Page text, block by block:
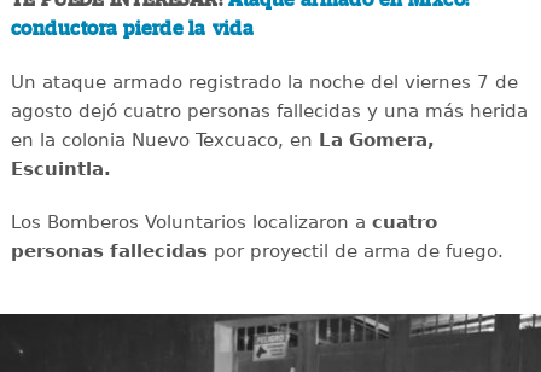
conductora pierde la vida
Un ataque armado registrado la noche del viernes 7 de
agosto dejó cuatro personas fallecidas y una más herida
en la colonia Nuevo Texcuaco, en La Gomera,
Escuintla.
Los Bomberos Voluntarios localizaron a cuatro
personas fallecidaspor proyectil de arma de fuego.